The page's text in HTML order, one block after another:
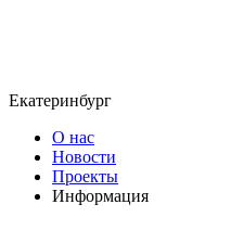
Екатеринбург
О нас
Новости
Проекты
Информация